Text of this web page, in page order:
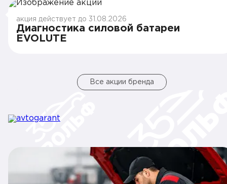
акция действует до 31.08.2026
Диагностика силовой батареи
EVOLUTE
Все акции бренда